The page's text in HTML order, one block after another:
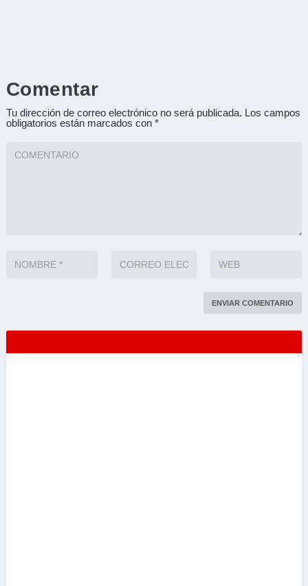
Comentar
Tu dirección de correo electrónico no será publicada. Los campos
obligatorios están marcados con *